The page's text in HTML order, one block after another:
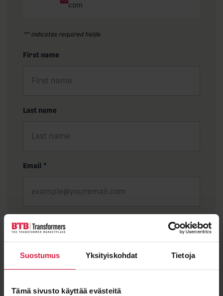
Suostumus Yksityiskohdat Tietoja
Tämä sivusto käyttää evästeitä
com
"*" indicates required fields
First name
Last name
Email *
Message